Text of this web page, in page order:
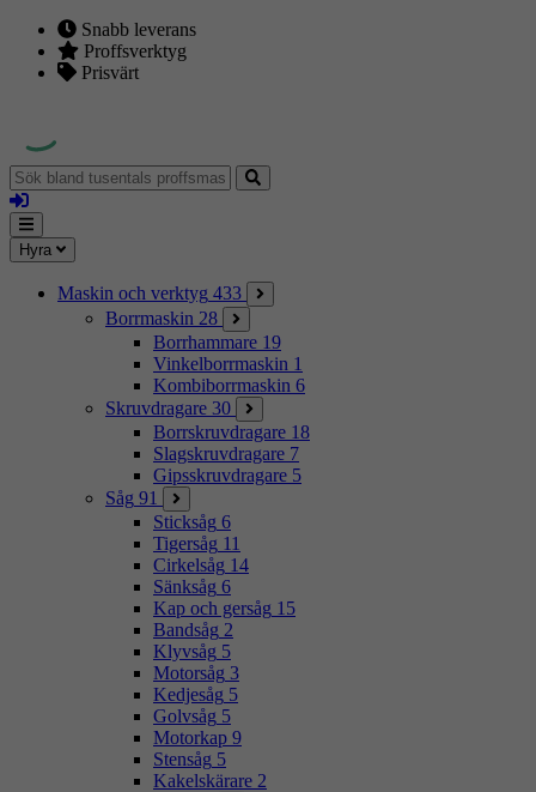
Snabb leverans
Proffsverktyg
Prisvärt
Sök
bland
tusentals
proffsmaskiner
Logga
in
Mina
sidor
Meny
Hyra
Maskin och verktyg 433
Borrmaskin 28
Borrhammare 19
Vinkelborrmaskin 1
Kombiborrmaskin 6
Skruvdragare 30
Borrskruvdragare 18
Slagskruvdragare 7
Gipsskruvdragare 5
Såg 91
Sticksåg 6
Tigersåg 11
Cirkelsåg 14
Sänksåg 6
Kap och gersåg 15
Bandsåg 2
Klyvsåg 5
Motorsåg 3
Kedjesåg 5
Golvsåg 5
Motorkap 9
Stensåg 5
Kakelskärare 2